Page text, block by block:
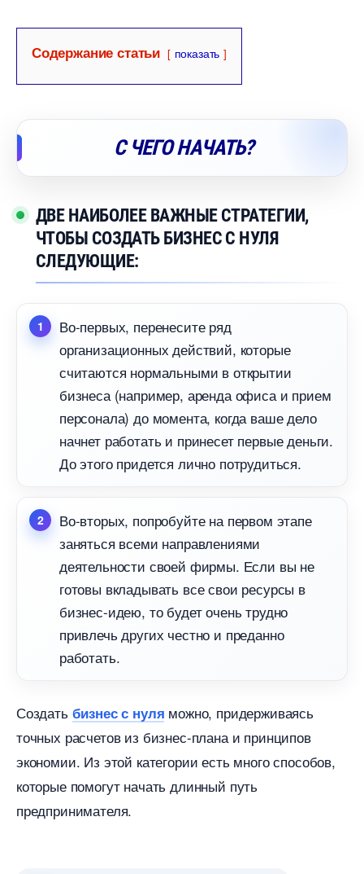
Содержание статьи показать
С ЧЕГО НАЧАТЬ?
ДВЕ НАИБОЛЕЕ ВАЖНЫЕ СТРАТЕГИИ,
ЧТОБЫ СОЗДАТЬ БИЗНЕС С НУЛЯ
СЛЕДУЮЩИЕ:
о-первых, перенесите ряд
организационных действий, которые
считаются нормальными в открытии
изнеса (например, аренда офиса и прием
персонала) до момента, когда ваше дело
начнет работать и принесет первые деньги.
До этого придется лично потрудиться.
о-вторых, попробуйте на первом этапе
заняться всеми направлениями
деятельности своей фирмы. Если вы не
отовы вкладывать все свои ресурсы
изнес-идею, то будет очень трудно
привлечь других честно и преданно
работать.
Создать изнес с нуля можно, придерживаясь
точных расчетов из бизнес-плана и принципо
экономии. Из этой категории есть много способов,
которые помогут начать длинный путь
предпринимателя.